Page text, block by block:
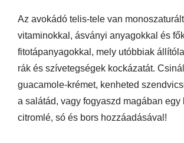
Az avokádó telis-tele van
vitaminokkal, ásványi anyagokkal és
fitotápanyagokkal, mely utóbbiak
rák és szívetegségek kockázatát.
guacamole-krémet, kenheted
a salátád, vagy fogyaszd magában egy
citromlé, só és bors hozzáadásával!